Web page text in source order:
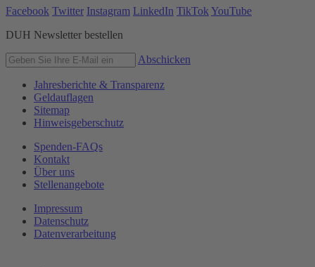
Facebook Twitter Instagram LinkedIn TikTok YouTube
DUH Newsletter bestellen
Abschicken
Jahresberichte & Transparenz
Geldauflagen
Sitemap
Hinweisgeberschutz
Spenden-FAQs
Kontakt
Über uns
Stellenangebote
Impressum
Datenschutz
Datenverarbeitung